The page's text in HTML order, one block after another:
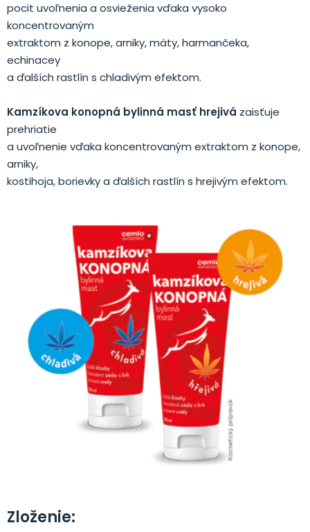
pocit uvoľnenia a osvieženia vďaka vysoko
koncentrovaným
extraktom z konope, arniky, mäty, harmančeka,
echinacey
a ďalších rastlín s chladivým efektom.
Kamzíkova konopná bylinná masť hrejivá zaisťuje
prehriatie
a uvoľnenie vďaka koncentrovaným extraktom z konope,
arniky,
kostihoja, borievky a ďalších rastlín s hrejivým efektom.
Zloženie: